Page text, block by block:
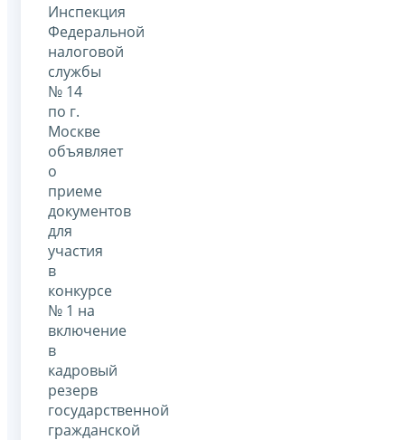
Инспекция
Федеральной
налоговой
службы
№ 14
по г.
Москве
объявляет
о
приеме
документов
для
участия
в
конкурсе
№ 1 на
включение
в
кадровый
резерв
государственной
гражданской